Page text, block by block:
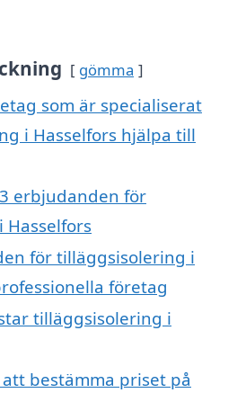
gömma
som är specialiserat
i Hasselfors hjälpa till
erbjudanden för
för tilläggsisolering i
företag
tilläggsisolering i
bestämma priset på